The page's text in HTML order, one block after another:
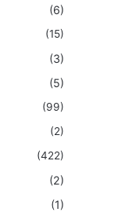
(6)
(15)
(3)
(5)
(99)
(2)
(422)
(2)
(1)